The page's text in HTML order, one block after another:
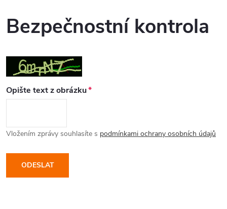
Bezpečnostní kontrola
Opište text z obrázku
Vložením zprávy souhlasíte s podmínkami ochrany osobních údajů
ODESLAT